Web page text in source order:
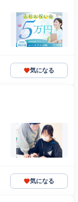
気になる
気になる